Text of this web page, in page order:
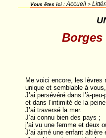
Vous êtes ici : Accueil >
Borges
Me voici encore, les lèvres
unique et semblable à vous,
J’ai persévéré dans l’à-
et dans l’intimité de la
J’ai traversé la mer.
J’ai connu bien des pays ;
j’ai vu une femme et deux
J’ai aimé une enfant altière